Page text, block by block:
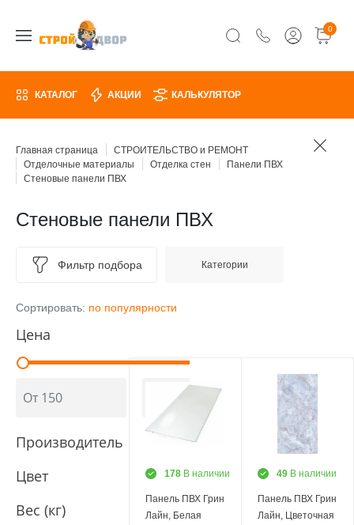
0
КАТАЛОГ АКЦИИ КАЛЬКУЛЯТОР
Главная страница
СТРОИТЕЛЬСТВО и РЕМОНТ
Отделочные материалы
Отделка стен
Панели ПВХ
Стеновые панели ПВХ
Стеновые панели ПВХ
Фильтр подбора Категории
Сортировать: по популярности
Цена
Производитель
Цвет
Вес (кг)
178 В наличии
Панель ПВХ Грин
Лайн, Белая
49 В наличии
Панель ПВХ Грин
Лайн, Цветочная